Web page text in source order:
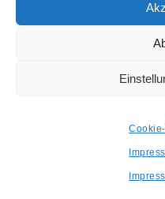
Limitierte 7″-Vinyl
von Till Brönner, die